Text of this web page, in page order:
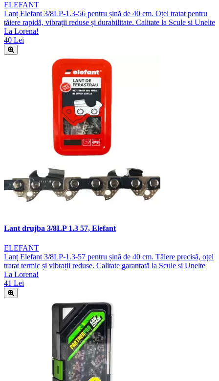
ELEFANT
Lanț Elefant 3/8LP-1.3-56 pentru șină de 40 cm. Oțel tratat pentru
tăiere rapidă, vibrații reduse și durabilitate. Calitate la Scule si Unelte
La Lorena!
40 Lei
Lant drujba 3/8LP 1.3 57, Elefant
ELEFANT
Lanț Elefant 3/8LP-1.3-57 pentru șină de 40 cm. Tăiere precisă, oțel
tratat termic și vibrații reduse. Calitate garantată la Scule si Unelte
La Lorena!
41 Lei